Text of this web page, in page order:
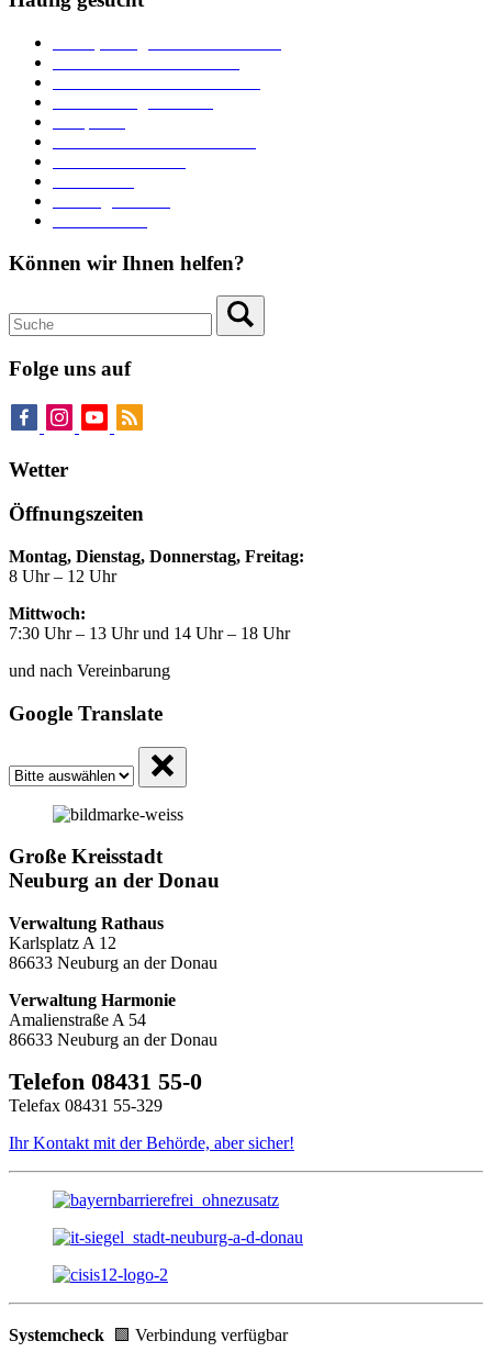
Können wir Ihnen helfen?
Folge uns auf
Wetter
Öffnungszeiten
Montag, Dienstag, Donnerstag, Freitag:
8 Uhr – 12 Uhr
Mittwoch:
7:30 Uhr – 13 Uhr und 14 Uhr – 18 Uhr
und nach Vereinbarung
Google Translate
Große Kreisstadt
Neuburg an der Donau
Verwaltung Rathaus
Karlsplatz A 12
86633 Neuburg an der Donau
Verwaltung Harmonie
Amalienstraße A 54
86633 Neuburg an der Donau
Telefon 08431 55-0
Telefax 08431 55-329
Ihr Kontakt mit der Behörde, aber sicher!
Systemcheck 🟩 Verbindung verfügbar